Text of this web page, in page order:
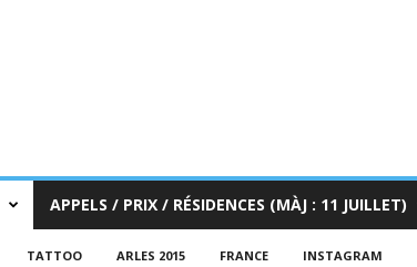
APPELS / PRIX / RÉSIDENCES (MÀJ : 11 JUILLET)
TATTOO ARLES 2015 FRANCE INSTAGRAM